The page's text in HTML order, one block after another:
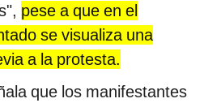
pese a que en el
se visualiza una
a la protesta.
que los manifestantes